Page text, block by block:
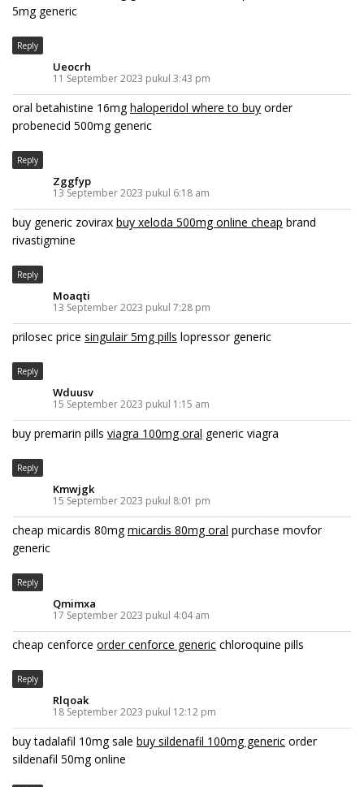
5mg generic
Reply
Ueocrh
11 September 2023 pukul 3:43 pm
oral betahistine 16mghaloperidol where to buy order
probenecid 500mg generic
Reply
Zggfyp
13 September 2023 pukul 6:18 am
buy generic zovirax buy xeloda 500mg online cheap brand
rivastigmine
Reply
Moaqti
13 September 2023 pukul 7:28 pm
prilosec price singulair 5mg pills lopressor generic
Reply
Wduusv
15 September 2023 pukul 1:15 am
buy premarin pills viagra 100mg oral generic viagra
Reply
Kmwjgk
15 September 2023 pukul 8:01 pm
cheap micardis 80mgmicardis 80mg oral purchase movfor
generic
Reply
Qmimxa
17 September 2023 pukul 4:04 am
cheap cenforce order cenforce generic chloroquine pills
Reply
Rlqoak
18 September 2023 pukul 12:12 pm
buy tadalafil 10mg sale buy sildenafil 100mg generic order
sildenafil 50mg online